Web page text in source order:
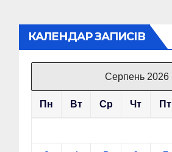
КАЛЕНДАР ЗАПИСІВ
Серпень 2026
Пн Вт Ср Чт Пт